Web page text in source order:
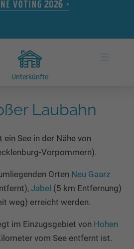
Seen
Unterkünfte
Laubahn
See in der Nähe von
Vorpommern).
Orten Neu Gaarz
Jabel (5 km Entfernung)
weg) erreicht werden.
im Einzugsgebiet von Hohen
vom See entfernt ist.